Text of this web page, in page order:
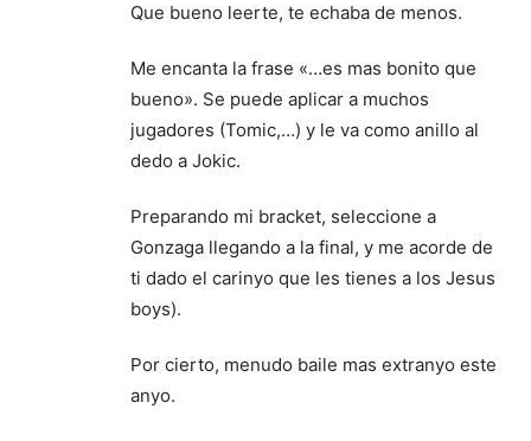
Que bueno leerte, te echaba de menos.
Me encanta la frase «…es mas bonito que
bueno». Se puede aplicar a muchos
jugadores (Tomic,…) y le va como anillo al
dedo a Jokic.
Preparando mi bracket, seleccione a
Gonzaga llegando a la final, y me acorde de
ti dado el carinyo que les tienes a los Jesus
boys).
Por cierto, menudo baile mas extranyo este
anyo.